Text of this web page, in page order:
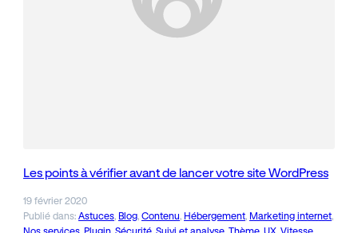
Les points à vérifier avant de lancer votre site WordPress
19 février 2020
Publié dans: Astuces, Blog, Contenu, Hébergement, Marketing internet